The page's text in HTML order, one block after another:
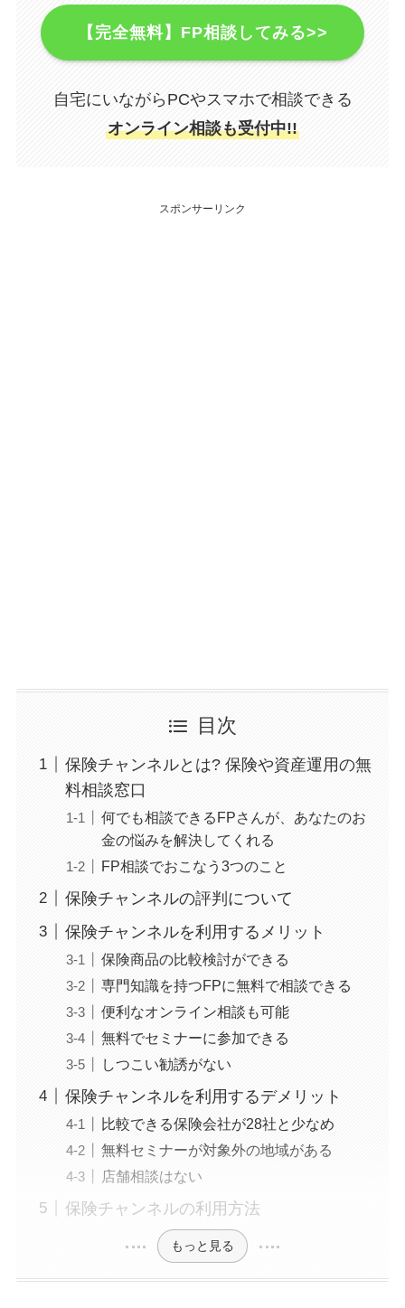
【完全無料】FP相談してみる>>
自宅にいながらPCやスマホで相談できる
オンライン相談も受付中!!
スポンサーリンク
目次
保険チャンネルとは? 保険や資産運用の無
料相談窓口
何でも相談できるFPさんが、あなたのお
金の悩みを解決してくれる
FP相談でおこなう3つのこと
保険チャンネルの評判について
保険チャンネルを利用するメリット
保険商品の比較検討ができる
専門知識を持つFPに無料で相談できる
便利なオンライン相談も可能
無料でセミナーに参加できる
しつこい勧誘がない
保険チャンネルを利用するデメリット
比較できる保険会社が28社と少なめ
無料セミナーが対象外の地域がある
店舗相談はない
保険チャンネルの利用方法
もっと見る